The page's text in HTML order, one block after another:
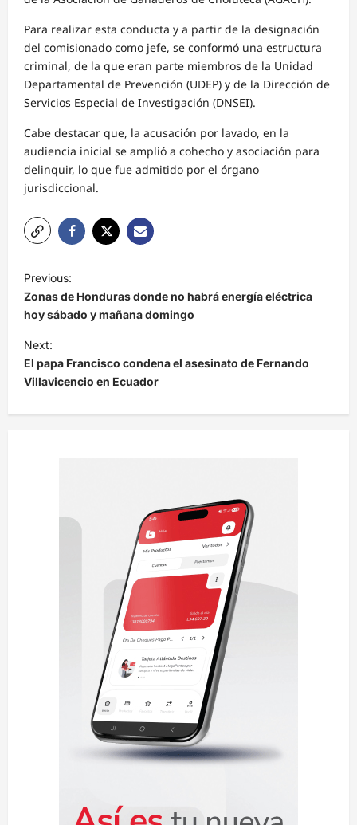
Para realizar esta conducta y a partir de la designación
del comisionado como jefe, se conformó una estructura
criminal, de la que eran parte miembros de la Unidad
Departamental de Prevención (UDEP) y de la Dirección de
Servicios Especial de Investigación (DNSEI).
Cabe destacar que, la acusación por lavado, en la
audiencia inicial se amplió a cohecho y asociación para
delinquir, lo que fue admitido por el órgano
jurisdiccional.
N
a
v
e
g
a
c
Previous:
Zonas de Honduras donde no habrá energía eléctrica
hoy sábado y mañana domingo
Next:
El papa Francisco condena el asesinato de Fernando
Villavicencio en Ecuador